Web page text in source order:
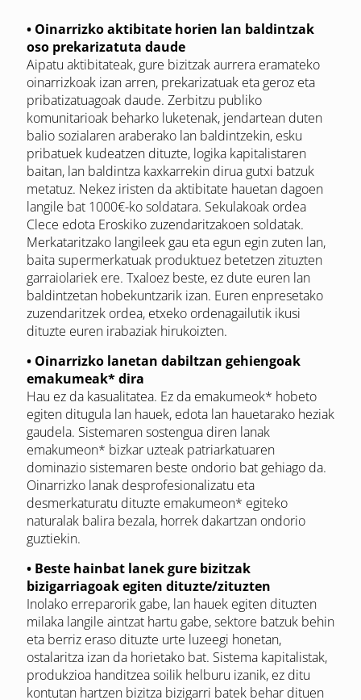
• Oinarrizko aktibitate horien lan baldintzak
oso prekarizatuta daude
Aipatu aktibitateak, gure bizitzak aurrera eramateko
oinarrizkoak izan arren, prekarizatuak eta geroz eta
pribatizatuagoak daude. Zerbitzu publiko
komunitarioak beharko luketenak, jendartean duten
balio sozialaren araberako lan baldintzekin, esku
pribatuek kudeatzen dituzte, logika kapitalistaren
baitan, lan baldintza kaxkarrekin dirua gutxi batzuk
metatuz. Nekez iristen da aktibitate hauetan dagoen
langile bat 1000€-ko soldatara. Sekulakoak ordea
Clece edota Eroskiko zuzendaritzakoen soldatak.
Merkataritzako langileek gau eta egun egin zuten lan,
baita supermerkatuak produktuez betetzen zituzten
garraiolariek ere. Txaloez beste, ez dute euren lan
baldintzetan hobekuntzarik izan. Euren enpresetako
zuzendaritzek ordea, etxeko ordenagailutik ikusi
dituzte euren irabaziak hirukoizten.
• Oinarrizko lanetan dabiltzan gehiengoak
emakumeak* dira
Hau ez da kasualitatea. Ez da emakumeok* hobeto
egiten ditugula lan hauek, edota lan hauetarako heziak
gaudela. Sistemaren sostengua diren lanak
emakumeon* bizkar uzteak patriarkatuaren
dominazio sistemaren beste ondorio bat gehiago da.
Oinarrizko lanak desprofesionalizatu eta
desmerkaturatu dituzte emakumeon* egiteko
naturalak balira bezala, horrek dakartzan ondorio
guztiekin.
• Beste hainbat lanek gure bizitzak
bizigarriagoak egiten dituzte/zituzten
Inolako erreparorik gabe, lan hauek egiten dituzten
milaka langile aintzat hartu gabe, sektore batzuk behin
eta berriz eraso dituzte urte luzeegi honetan,
ostalaritza izan da horietako bat. Sistema kapitalistak,
produkzioa handitzea soilik helburu izanik, ez ditu
kontutan hartzen bizitza bizigarri batek behar dituen